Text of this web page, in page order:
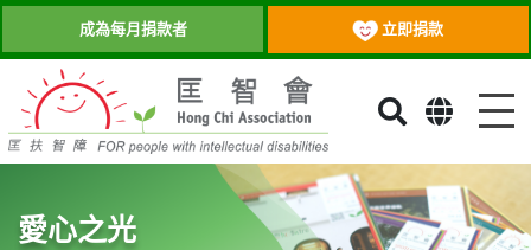
成為每月捐款者 立即捐款
目錄
愛心之光